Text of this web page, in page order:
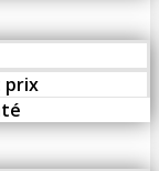
prix